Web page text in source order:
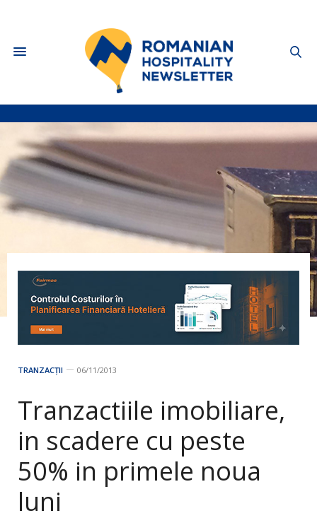
TRANZACȚII 06/11/2013
Tranzactiile imobiliare,
in scadere cu peste
50% in primele noua
luni